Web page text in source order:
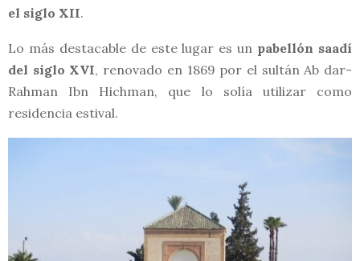
el siglo XII.
Lo más destacable de este lugar es un pabellón saadí
del siglo XVI, renovado en 1869 por el sultán Ab dar-
Rahman Ibn Hichman, que lo solía utilizar como
residencia estival.